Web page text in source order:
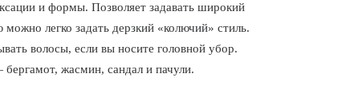
и формы. Позволяет задавать широкий
легко задать дерзкий «колючий» стиль.
волосы, если вы носите головной убор.
жасмин, сандал и пачули.